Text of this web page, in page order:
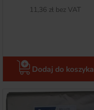
Netto
11,36 zł bez VAT
Dodaj do koszyka